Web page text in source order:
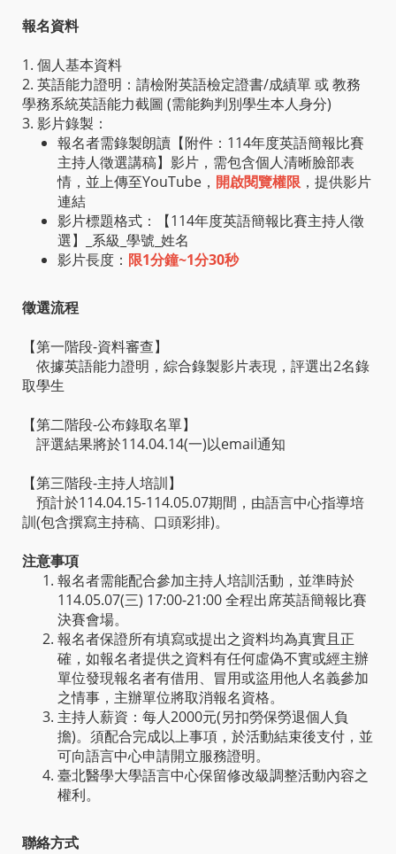
報名資料
1. 個人基本資料
2. 英語能力證明：請檢附英語檢定證書/成績單 或 教務
學務系統英語能力截圖 (需能夠判別學生本人身分)
3. 影片錄製：
報名者需錄製朗讀【附件：114年度英語簡報比賽
主持人徵選講稿】影片，需包含個人清晰臉部表
情，並上傳至YouTube， 開啟閱覽權限 ，提供影片
連結
影片標題格式：【114年度英語簡報比賽主持人徵
選】_系級_學號_姓名
影片長度： 限1分鐘~1分30秒
徵選流程
【第一階段-資料審查】
依據英語能力證明，綜合錄製影片表現，評選出2名錄
取學生
【第二階段-公布錄取名單】
評選結果將於114.04.14(一)以email通知
【第三階段-主持人培訓】
預計於114.04.15-114.05.07期間，由語言中心指導培
訓(包含撰寫主持稿、口頭彩排)。
注意事項
報名者需能配合參加主持人培訓活動，並準時於
114.05.07(三) 17:00-21:00 全程出席英語簡報比賽
決賽會場。
報名者保證所有填寫或提出之資料均為真實且正
確，如報名者提供之資料有任何虛偽不實或經主辦
單位發現報名者有借用、冒用或盜用他人名義參加
之情事，主辦單位將取消報名資格。
主持人薪資：每人2000元(另扣勞保勞退個人負
擔)。須配合完成以上事項，於活動結束後支付，並
可向語言中心申請開立服務證明。
臺北醫學大學語言中心保留修改級調整活動內容之
權利。
聯絡方式